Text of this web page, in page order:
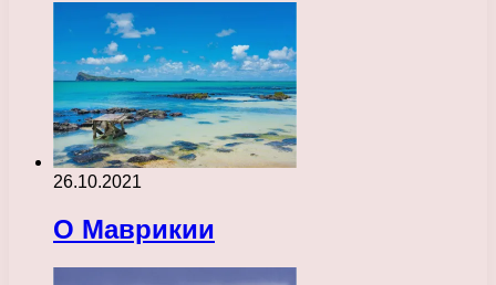
26.10.2021
О Маврикии